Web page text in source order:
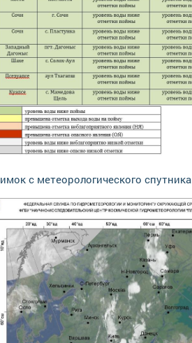
с метеорологического спутника